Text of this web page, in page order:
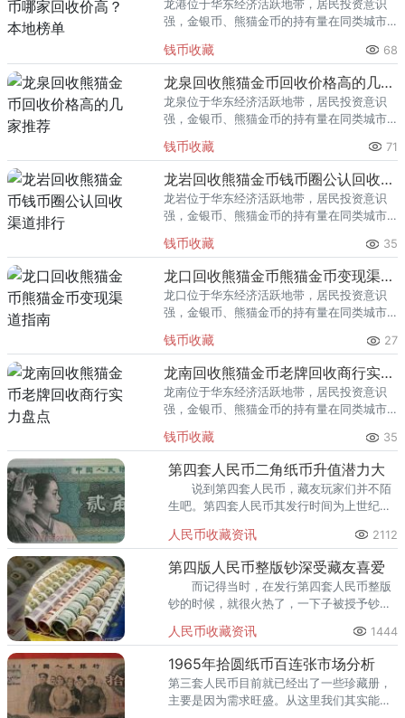
龙港位于华东经济活跃地带，居民投资意识
强，金银币、熊猫金币的持有量在同类城市
熊猫金币的需求就明显升温，但鱼龙混杂的
回收渠道里，能精准识别版别溢
钱币收藏 68
龙泉回收熊猫金币回收价格高的几家推荐
龙泉位于华东经济活跃地带，居民投资意识
强，金银币、熊猫金币的持有量在同类城市
熊猫金币的需求就明显升温，但鱼龙混杂的
回收渠道里，能精准识别版别溢
钱币收藏 71
龙岩回收熊猫金币钱币圈公认回收渠道排行
龙岩位于华东经济活跃地带，居民投资意识
强，金银币、熊猫金币的持有量在同类城市
熊猫金币的需求就明显升温，但鱼龙混杂的
回收渠道里，能精准识别版别溢
钱币收藏 35
龙口回收熊猫金币熊猫金币变现渠道指南
龙口位于华东经济活跃地带，居民投资意识
强，金银币、熊猫金币的持有量在同类城市
熊猫金币的需求就明显升温，但鱼龙混杂的
回收渠道里，能精准识别版别溢
钱币收藏 27
龙南回收熊猫金币老牌回收商行实力盘点
龙南位于华东经济活跃地带，居民投资意识
强，金银币、熊猫金币的持有量在同类城市
熊猫金币的需求就明显升温，但鱼龙混杂的
回收渠道里，能精准识别版别溢
钱币收藏 35
第四套人民币二角纸币升值潜力大
说到第四套人民币，藏友玩家们并不陌
生吧。第四套人民币其发行时间为上世纪八
全停止流通。因此在流通市场偶尔还能见到
第四套人民币。一些
人民币收藏资讯 2112
第四版人民币整版钞深受藏友喜爱
而记得当时，在发行第四套人民币整版
钞的时候，就很火热了，一下子被授予钞王
人民币收藏资讯 1444
1965年拾圆纸币百连张市场分析
第三套人民币目前就已经出了一些珍藏册，
主要是因为需求旺盛。从这里我们其实能够